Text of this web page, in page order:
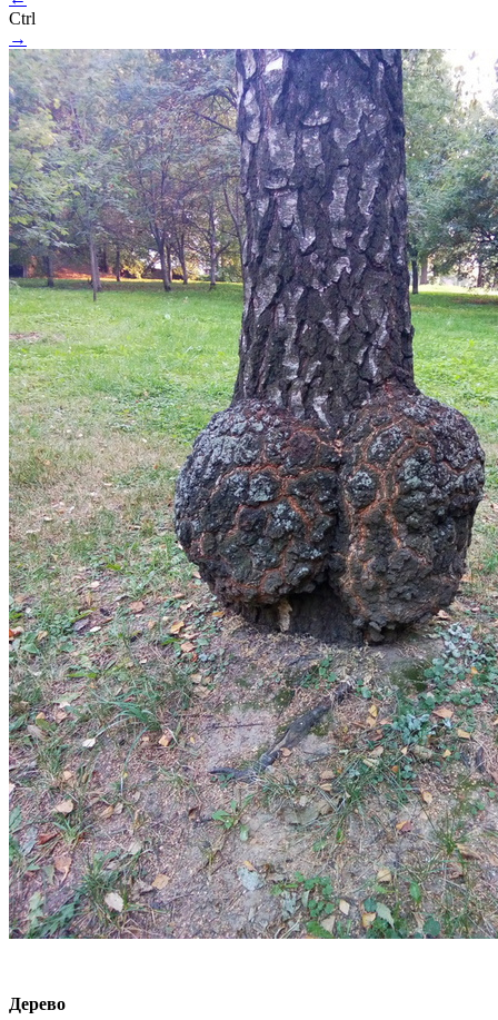
Ctrl
→
Дерево